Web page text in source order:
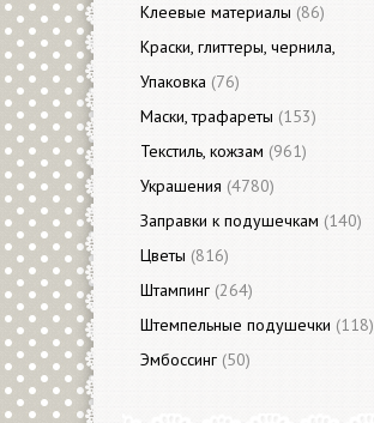
приспособления(3313)
Клеевые материалы (86)
Краски, глиттеры, чернила,
акценты (423)
Упаковка (76)
Маски, трафареты (153)
Текстиль, кожзам (961)
Украшения (4780)
Заправки к подушечкам (140)
Цветы (816)
Штампинг (264)
Штемпельные подушечки (118)
Эмбоссинг (50)